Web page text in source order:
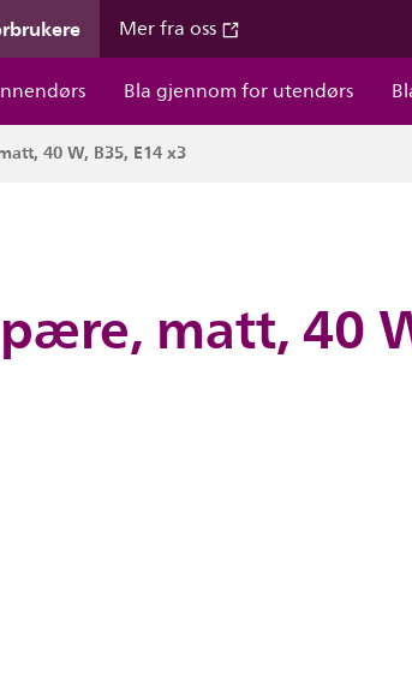
Mer fra oss
Bla gjennom for utendørs
40 W, B35, E14 x3
matt, 40